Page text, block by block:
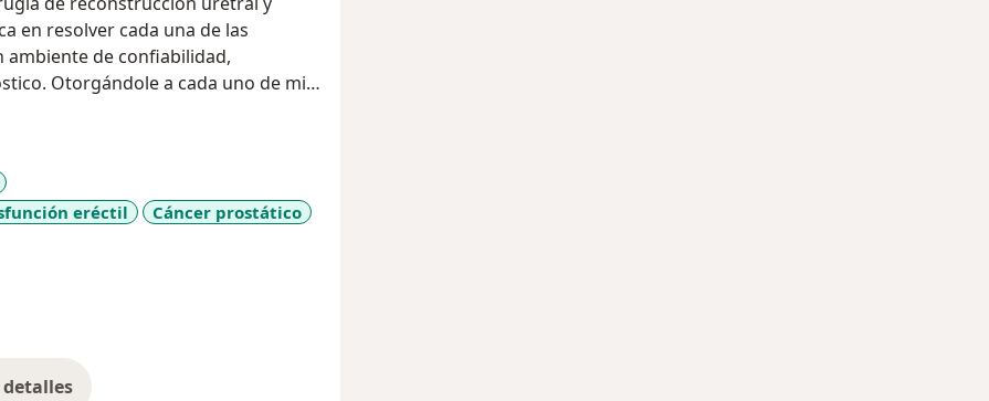
en resolver cada una de las
de confiabilidad,
Otorgándole a cada uno de mis
y cordial.
eréctil Cáncer prostático